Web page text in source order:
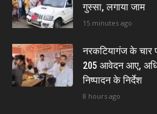
गुस्सा, लगाया जाम
15 minutes ago
नरकटियागंज के चार
205 आवेदन आए,
निष्पादन के निर्देश
8 hours ago